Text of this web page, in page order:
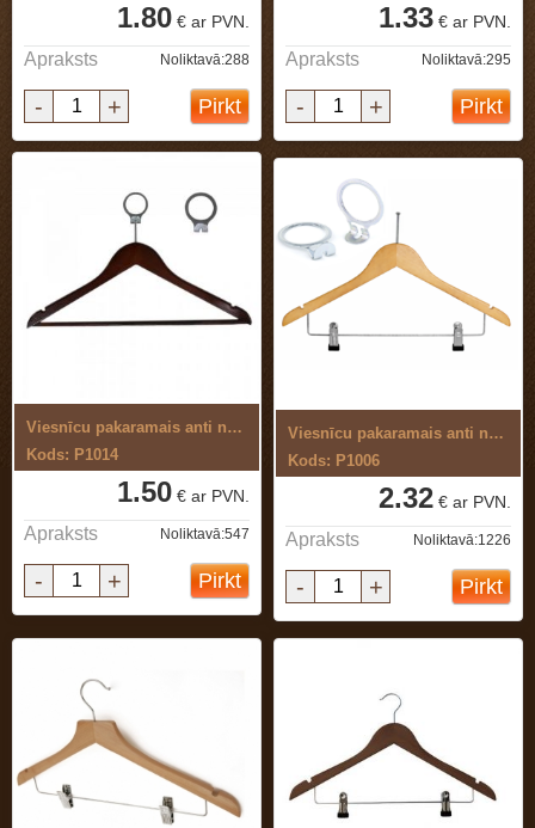
1.80 € ar PVN.
Apraksts Noliktavā:288
- + Pirkt
1.33 € ar PVN.
Apraksts Noliktavā:295
- + Pirkt
Viesnīcu pakaramais anti nozagšanas ar ...
Kods: P1014
1.50 € ar PVN.
Apraksts Noliktavā:547
- + Pirkt
Viesnīcu pakaramais anti nozagšanas ar ...
Kods: P1006
2.32 € ar PVN.
Apraksts Noliktavā:1226
- + Pirkt